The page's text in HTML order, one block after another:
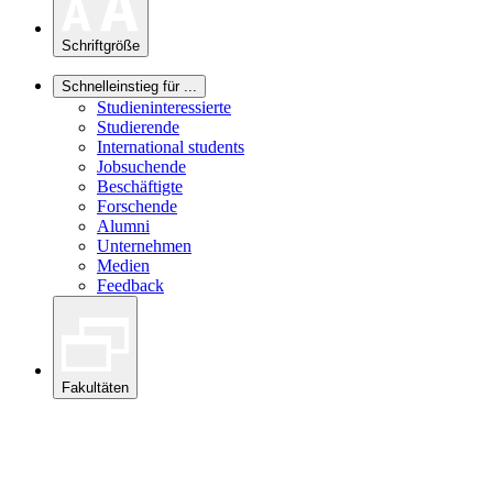
Schriftgröße
Schnelleinstieg für ...
Studieninteressierte
Studierende
International students
Jobsuchende
Beschäftigte
Forschende
Alumni
Unternehmen
Medien
Feedback
Fakultäten